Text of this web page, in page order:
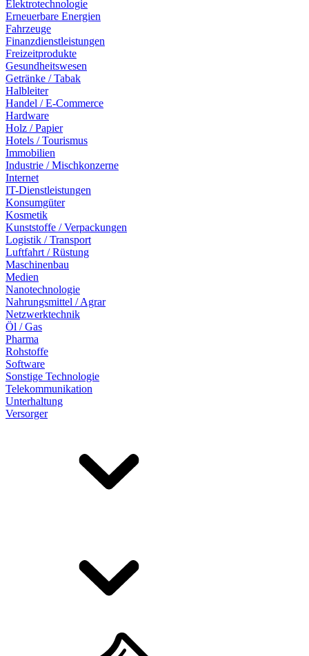
Elektrotechnologie
Erneuerbare Energien
Fahrzeuge
Finanzdienstleistungen
Freizeitprodukte
Gesundheitswesen
Getränke / Tabak
Halbleiter
Handel / E-Commerce
Hardware
Holz / Papier
Hotels / Tourismus
Immobilien
Industrie / Mischkonzerne
Internet
IT-Dienstleistungen
Konsumgüter
Kosmetik
Kunststoffe / Verpackungen
Logistik / Transport
Luftfahrt / Rüstung
Maschinenbau
Medien
Nanotechnologie
Nahrungsmittel / Agrar
Netzwerktechnik
Öl / Gas
Pharma
Rohstoffe
Software
Sonstige Technologie
Telekommunikation
Unterhaltung
Versorger